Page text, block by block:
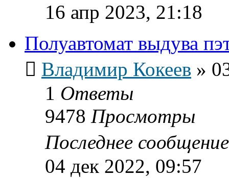
16 апр 2023, 21:18
Полуавтомат выдува
Владимир Кокеев »
1 Ответы
9478 Просмотры
Последнее
04 дек 2022, 09:57